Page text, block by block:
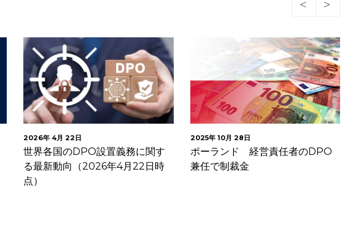
2026年 4月 22日
世界各国のDPO設置義務に関す
る最新動向（2026年4月22日時
点）
2025年 10月 28日
ポーランド 経営責任者のDPO
兼任で制裁金